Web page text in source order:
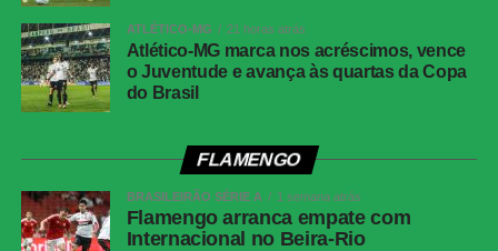
ATLÉTICO-MG 21 horas atrás
Atlético-MG marca nos acréscimos, vence
o Juventude e avança às quartas da Copa
do Brasil
FLAMENGO
BRASILEIRÃO SÉRIE A 1 semana atrás
Flamengo arranca empate com
Internacional no Beira-Rio